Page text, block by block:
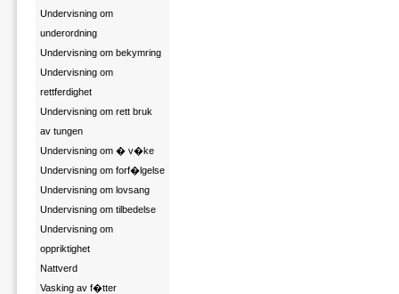
Undervisning om
underordning
Undervisning om bekymring
Undervisning om
rettferdighet
Undervisning om rett bruk
av tungen
Undervisning om � v�ke
Undervisning om forf�lgelse
Undervisning om lovsang
Undervisning om tilbedelse
Undervisning om
oppriktighet
Nattverd
Vasking av f�tter